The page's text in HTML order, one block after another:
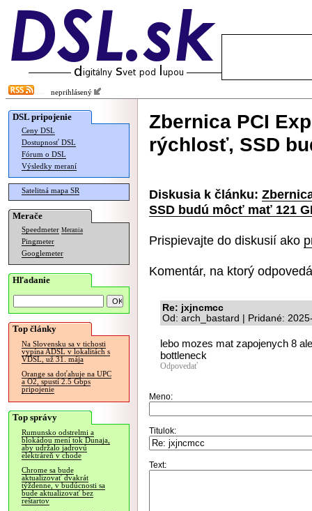
neprihlásený
DSL pripojenie
Ceny DSL
Dostupnosť DSL
Fórum o DSL
Výsledky meraní
Satelitná mapa SR
Merače
Speedmeter Merania
Pingmeter
Googlemeter
Hľadanie
Top články
Na Slovensku sa v tichosti
vypína ADSL v lokalitách s
VDSL, už 31. mája
Orange sa doťahuje na UPC
a O2, spustí 2.5 Gbps
pripojenie
Top správy
Rumunsko odstrelmi a
blokádou mení tok Dunaja,
aby udržalo jadrovú
elektráreň v chode
Chrome sa bude
aktualizovať dvakrát
týždenne, v budúcnosti sa
bude aktualizovať bez
reštartov
Zbernica PCI
rýchlosť, SSD
Diskusia k článku:
SSD budú môcť mať 121
Prispievajte do diskusií ako
Komentár, na ktorý
Re: jxjncmcc
Od: arch_bastard | Pridané:
lebo mozes mat zapojenych 8
bottleneck
Odpovedať
Meno:
Titulok:
Text: